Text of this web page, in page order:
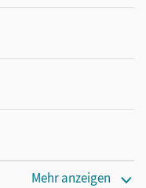
Mehr anzeigen